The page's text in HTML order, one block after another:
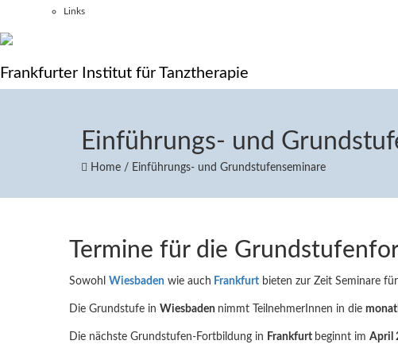
Links
Frankfurter Institut für Tanztherapie
Einführungs- und
Home / Einführungs- und Grundstufenseminare
Termine für die
Sowohl Wiesbaden wie auch Frankfurt bieten zur Zeit Seminare
Die Grundstufe in Wiesbaden nimmt TeilnehmerInnen in die
Die nächste Grundstufen-Fortbildung in Frankfurt beginnt im April